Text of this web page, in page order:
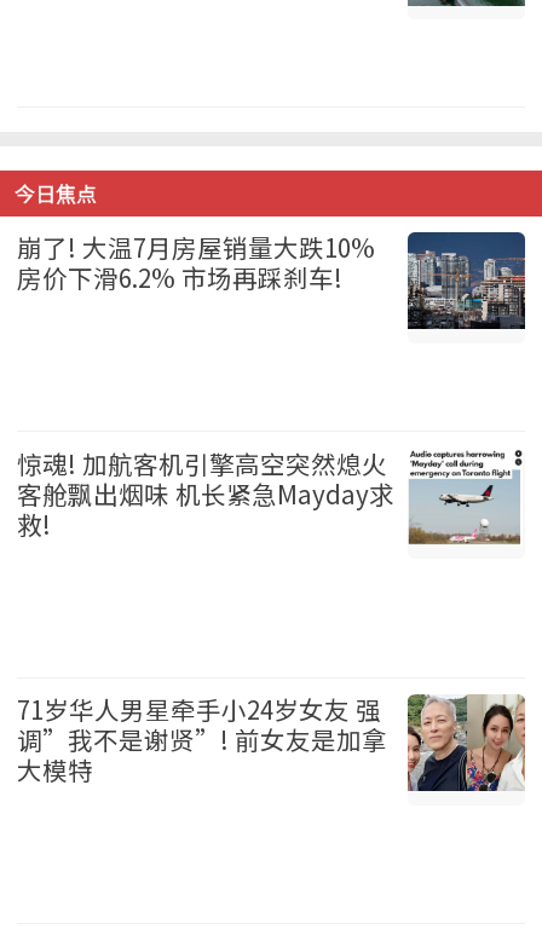
今日焦点
崩了! 大温7月房屋销量大跌10%
房价下滑6.2% 市场再踩刹车!
惊魂! 加航客机引擎高空突然熄火
客舱飘出烟味 机长紧急Mayday求
救!
71岁华人男星牵手小24岁女友 强
调”我不是谢贤”! 前女友是加拿
大模特